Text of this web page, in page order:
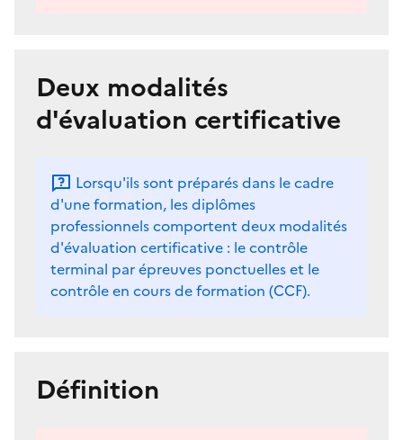
Deux modalités
d'évaluation certificative
Lorsqu'ils sont préparés dans le cadre
d'une formation, les diplômes
professionnels comportent deux modalités
d'évaluation certificative : le contrôle
terminal par épreuves ponctuelles et le
contrôle en cours de formation (CCF).
Définition